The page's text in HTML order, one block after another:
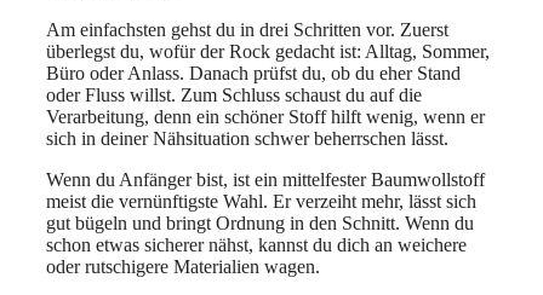
Am einfachsten gehst du in drei Schritten vor. Zuerst
überlegst du, wofür der Rock gedacht ist: Alltag, Sommer,
Büro oder Anlass. Danach prüfst du, ob du eher Stand
oder Fluss willst. Zum Schluss schaust du auf die
Verarbeitung, denn ein schöner Stoff hilft wenig, wenn er
sich in deiner Nähsituation schwer beherrschen lässt.
Wenn du Anfänger bist, ist ein mittelfester Baumwollstoff
meist die vernünftigste Wahl. Er verzeiht mehr, lässt sich
gut bügeln und bringt Ordnung in den Schnitt. Wenn du
schon etwas sicherer nähst, kannst du dich an weichere
oder rutschigere Materialien wagen.